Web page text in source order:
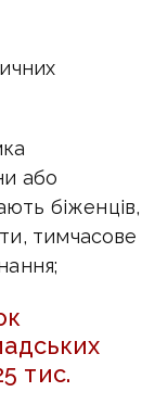
або
біженців,
тимчасове
тис.